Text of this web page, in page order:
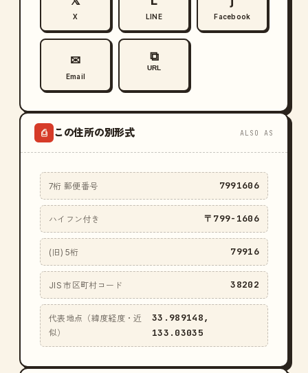
X LINE Facebook
✉
Email
⧉
URL
⎙ この住所の別形式 ALSO AS
7桁 郵便番号 7991606
ハイフン付き 〒799-1606
(旧) 5桁 79916
JIS 市区町村コード 38202
代表地点（緯度経度・近
似）
33.989148,
133.03035